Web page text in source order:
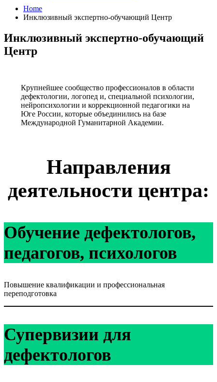
Home
Инклюзивный экспертно-обучающий Центр
Инклюзивный экспертно-обучающий
Центр
Крупнейшее сообщество профессионалов в области
дефектологии, логопед и, специальной психологии,
нейропсихологии и коррекционной педагогики на
Юге России, которые объединились на базе
Международной Гуманитарной Академии.
Направления
деятельности центра:
Обучение дефектологов,
педагогов, психологов
Повышение квалификации и профессиональная
переподготовка
Супервизии для
дефектологов